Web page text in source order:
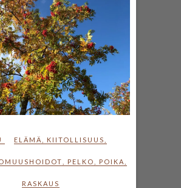
ELÄMÄ KIITOLLISUUS
PELKO POIKA
RASKAUS